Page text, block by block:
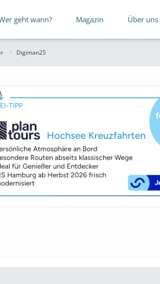
geht wann? Magazin Über uns
Digiman25